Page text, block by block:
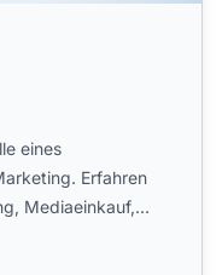
eines
Erfahren
Mediaeinkauf,